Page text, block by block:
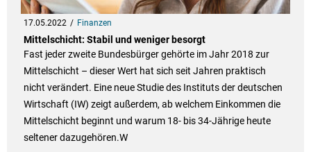
17.05.2022 Finanzen
Mittelschicht: Stabil und weniger besorgt
Fast jeder zweite Bundesbürger gehörte im Jahr 2018 zur
Mittelschicht – dieser Wert hat sich seit Jahren praktisch
nicht verändert. Eine neue Studie des Instituts der deutschen
Wirtschaft (IW) zeigt außerdem, ab welchem Einkommen die
Mittelschicht beginnt und warum 18- bis 34-Jährige heute
seltener dazugehören.W